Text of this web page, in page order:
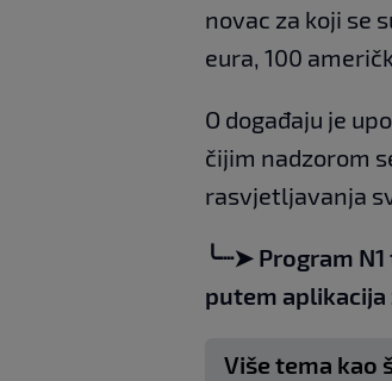
novac za koji se
eura, 100
O događaju je
čijim nadzorom
rasvjetljavanja
╰┈➤ Program
putem aplikacija
Više tema kao